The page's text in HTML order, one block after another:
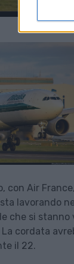
con Air
lavorando
che si
cordata
il 22.